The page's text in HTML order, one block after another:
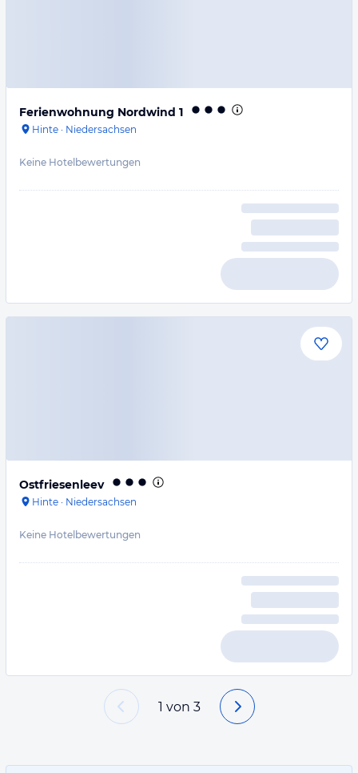
Ferienwohnung Nordwind 1
Hinte · Niedersachsen
Keine Hotelbewertungen
Ostfriesenleev
Hinte · Niedersachsen
Keine Hotelbewertungen
1 von 3